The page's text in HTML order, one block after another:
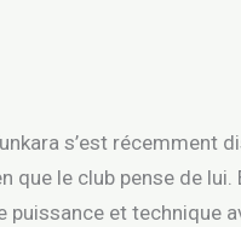
s’est récemment
le club pense de
et technique